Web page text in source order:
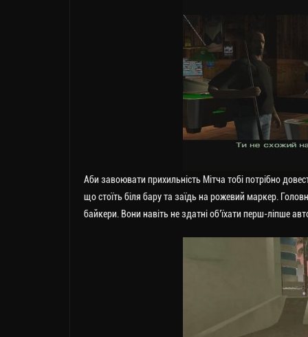
Аби завоювати прихильність Мітча тобі потрібно
що стоїть біля бару та заїдь на рожевий маркер.
байкери. Вони навіть не здатні об’їхати перш-ліпше